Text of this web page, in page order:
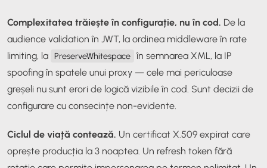
Complexitatea trăiește în configurație, nu în cod. De la
audience validation în JWT, la ordinea middleware în rate
limiting, la PreserveWhitespace în semnarea XML, la IP
spoofing în spatele unui proxy — cele mai periculoase
greșeli nu sunt erori de logică vizibile în cod. Sunt decizii de
configurare cu consecințe non-evidente.
Ciclul de viață contează. Un certificat X.509 expirat care
oprește producția la 3 noaptea. Un refresh token fără